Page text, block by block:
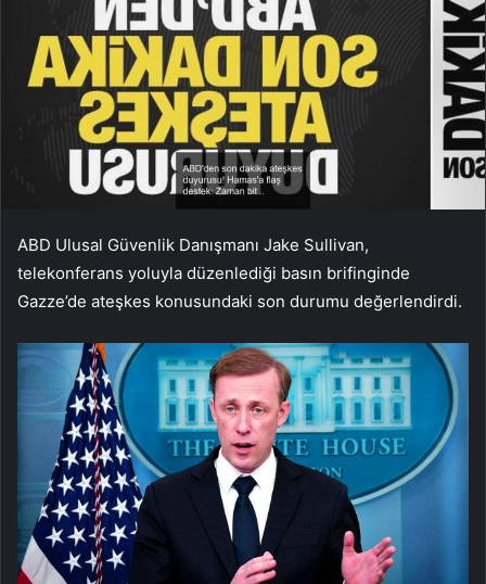
ABD Ulusal Güvenlik Danışmanı Jake Sullivan,
telekonferans yoluyla düzenlediği basın brifinginde
Gazze’de ateşkes konusundaki son durumu değerlendirdi.